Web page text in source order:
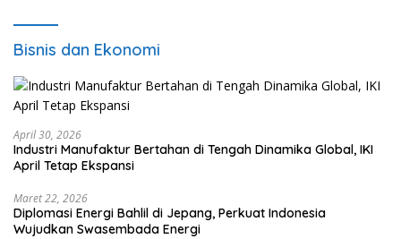
Bisnis dan Ekonomi
April 30, 2026
Industri Manufaktur Bertahan di Tengah Dinamika Global, IKI
April Tetap Ekspansi
Maret 22, 2026
Diplomasi Energi Bahlil di Jepang, Perkuat Indonesia
Wujudkan Swasembada Energi